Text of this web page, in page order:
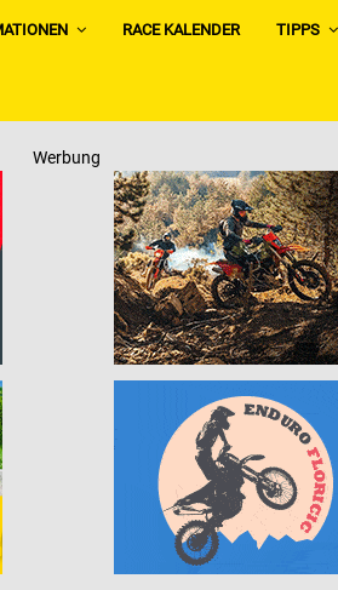
RACE KALENDER TIPPS
Werbung